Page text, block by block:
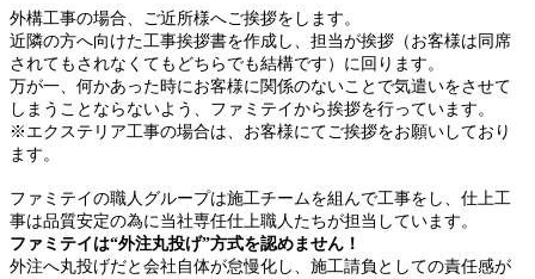
外構工事の場合、ご近所様へご挨拶をします。
近隣の方へ向けた工事挨拶書を作成し、担当が挨拶（お客様は同席
されてもされなくてもどちらでも結構です）に回ります。
万が一、何かあった時にお客様に関係のないことで気遣いをさせて
しまうことならないよう、ファミテイから挨拶を行っています。
※エクステリア工事の場合は、お客様にてご挨拶をお願いしており
ます。
ファミテイの職人グループは施工チームを組んで工事をし、仕上工
事は品質安定の為に当社専任仕上職人たちが担当しています。
ファミテイは“外注丸投げ”方式を認めません！
外注へ丸投げだと会社自体が怠慢化し、施工請負としての責任感が